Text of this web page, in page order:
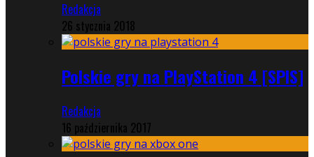
Redakcja
26 stycznia 2018
Polskie gry na PlayStation 4 [SPIS]
Redakcja
16 października 2017